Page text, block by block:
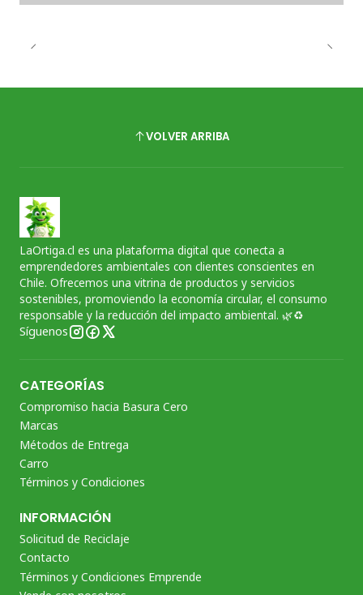
VOLVER ARRIBA
LaOrtiga.cl es una plataforma digital que conecta a
emprendedores ambientales con clientes conscientes en
Chile. Ofrecemos una vitrina de productos y servicios
sostenibles, promoviendo la economía circular, el consumo
responsable y la reducción del impacto ambiental. 🌿♻️
Síguenos
CATEGORÍAS
Compromiso hacia Basura Cero
Marcas
Métodos de Entrega
Carro
Términos y Condiciones
INFORMACIÓN
Solicitud de Reciclaje
Contacto
Términos y Condiciones Emprende